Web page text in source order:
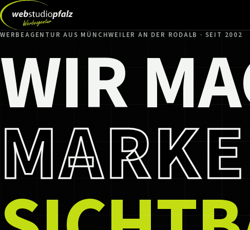
WERBEAGENTUR AUS MÜNCHWEILER AN DER RODALB · SEIT 2002
WIR